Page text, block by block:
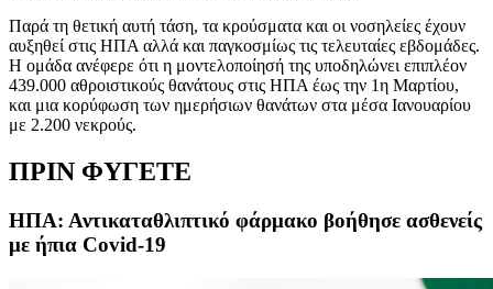
Παρά τη θετική αυτή τάση, τα κρούσματα και οι νοσηλείες έχουν
αυξηθεί στις ΗΠΑ αλλά και παγκοσμίως τις τελευταίες εβδομάδες.
Η ομάδα ανέφερε ότι η μοντελοποίησή της υποδηλώνει επιπλέον
439.000 αθροιστικούς θανάτους στις ΗΠΑ έως την 1η Μαρτίου,
και μια κορύφωση των ημερήσιων θανάτων στα μέσα Ιανουαρίου
με 2.200 νεκρούς.
ΠΡΙΝ ΦΥΓΕΤΕ
ΗΠΑ: Αντικαταθλιπτικό φάρμακο βοήθησε ασθενείς
με ήπια Covid-19